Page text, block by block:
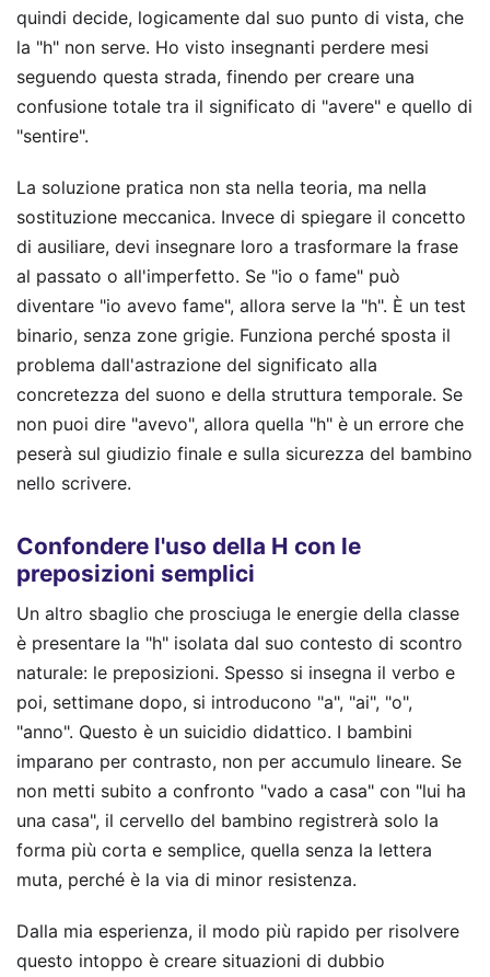
quindi decide, logicamente dal suo punto di vista, che
la "h" non serve. Ho visto insegnanti perdere mesi
seguendo questa strada, finendo per creare una
confusione totale tra il significato di "avere" e quello di
"sentire".
La soluzione pratica non sta nella teoria, ma nella
sostituzione meccanica. Invece di spiegare il concetto
di ausiliare, devi insegnare loro a trasformare la frase
al passato o all'imperfetto. Se "io o fame" può
diventare "io avevo fame", allora serve la "h". È un test
binario, senza zone grigie. Funziona perché sposta il
problema dall'astrazione del significato alla
concretezza del suono e della struttura temporale. Se
non puoi dire "avevo", allora quella "h" è un errore che
peserà sul giudizio finale e sulla sicurezza del bambino
nello scrivere.
Confondere l'uso della H con le
preposizioni semplici
Un altro sbaglio che prosciuga le energie della classe
è presentare la "h" isolata dal suo contesto di scontro
naturale: le preposizioni. Spesso si insegna il verbo e
poi, settimane dopo, si introducono "a", "ai", "o",
"anno". Questo è un suicidio didattico. I bambini
imparano per contrasto, non per accumulo lineare. Se
non metti subito a confronto "vado a casa" con "lui ha
una casa", il cervello del bambino registrerà solo la
forma più corta e semplice, quella senza la lettera
muta, perché è la via di minor resistenza.
Dalla mia esperienza, il modo più rapido per risolvere
questo intoppo è creare situazioni di dubbio